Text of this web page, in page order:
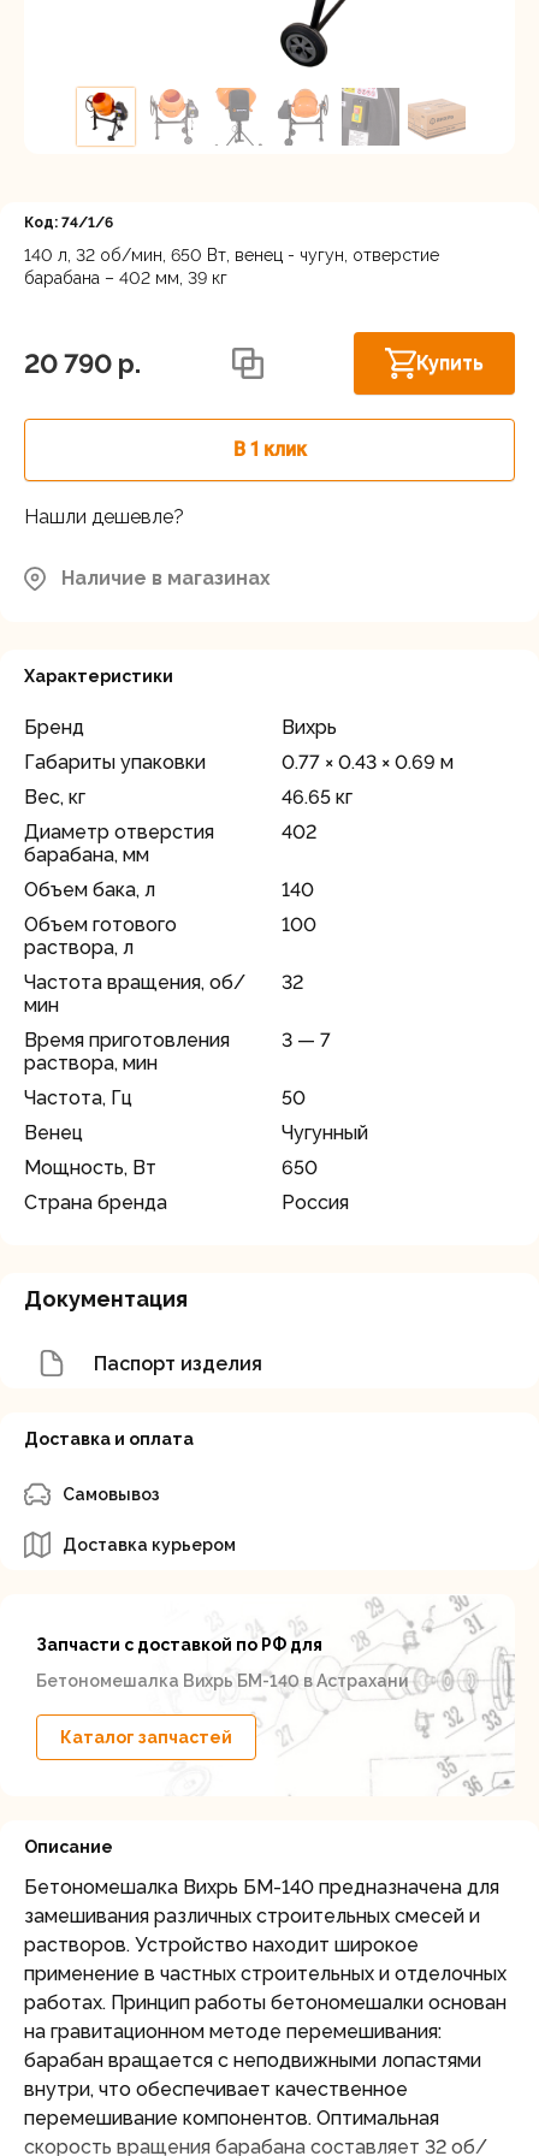
Код: 74/1/6
140 л, 32 об/мин, 650 Вт, венец - чугун, отверстие
барабана – 402 мм, 39 кг
20 790 p. Купить
В 1 клик
Нашли дешевле?
Наличие в магазинах
штук
Характеристики
Бренд
Вихрь
Габариты упаковки
0.77 × 0.43 × 0.69 м
Вес, кг
46.65 кг
Диаметр отверстия
барабана, мм
402
Объем бака, л
140
Объем готового
раствора, л
100
Частота вращения, об/
мин
32
Время приготовления
раствора, мин
3 — 7
Частота, Гц
50
Венец
Чугунный
Мощность, Вт
650
Страна бренда
Россия
Документация
Паспорт изделия
Доставка и оплата
Самовывоз
Доставка курьером
Запчасти с доставкой по РФ для
Бетономешалка Вихрь БМ-140 в Астрахани
Каталог запчастей
Описание
Бетономешалка Вихрь БМ-140 предназначена для
замешивания различных строительных смесей и
растворов. Устройство находит широкое
применение в частных строительных и отделочных
работах. Принцип работы бетономешалки основан
на гравитационном методе перемешивания:
барабан вращается с неподвижными лопастями
внутри, что обеспечивает качественное
перемешивание компонентов. Оптимальная
скорость вращения барабана составляет 32 об/